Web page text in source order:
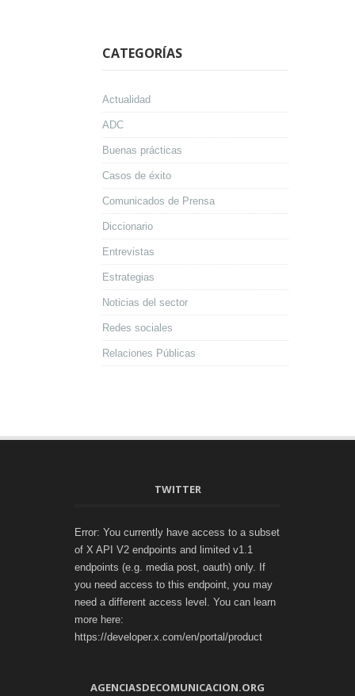
CATEGORÍAS
Actualidad
ADC
Buenas prácticas
Casos de éxito
Comunicados de Prensa
Diccionario
Entrevistas
Estrategias
Noticias del sector
Redes sociales
Relaciones Públicas
TWITTER
Error: You currently have access to a subset
of X API V2 endpoints and limited v1.1
endpoints (e.g. media post, oauth) only. If
you need access to this endpoint, you may
need a different access level. You can learn
more here:
https://developer.x.com/en/portal/product
AGENCIASDECOMUNICACION.ORG